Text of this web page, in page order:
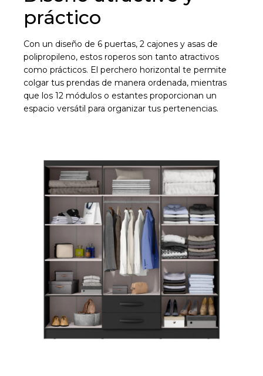
práctico
Con un diseño de 6 puertas, 2 cajones y asas de
polipropileno, estos roperos son tanto atractivos
como prácticos. El perchero horizontal te permite
colgar tus prendas de manera ordenada, mientras
que los 12 módulos o estantes proporcionan un
espacio versátil para organizar tus pertenencias.
Comprá ahora y Pagá
Después, hasta en 12
cuotas y sin tocar tu
tarjeta de crédito
Comprá en 3 cuotas sin recargo o hasta en
12 cuotas * ¡Solo con tu cédula!
* sujeto aprobación crediticia.
Verifica si estás calificado para comprar con
Pago Después:
Cédula de identidad
Celular
Fecha de nacimiento
Día Mes
Estás calificado para comprar usando Pago
Después.
¡Tenés hasta
para comprar en las cuotas que
prefieras!
Elegí tus productos preferidos
Elegí Pago Después como metodo de pago
* sujeto a aprobación crediticia. El monto disponible
puede variar por comercio
Ups!
Parece que no tenes oferta, lamentamos
el inconveniente, por cualquier duda
contactanos en
preguntas@pagodespues.com.uy
¡Algo salió mal!
Por favor intenta nuevamente mas tarde.